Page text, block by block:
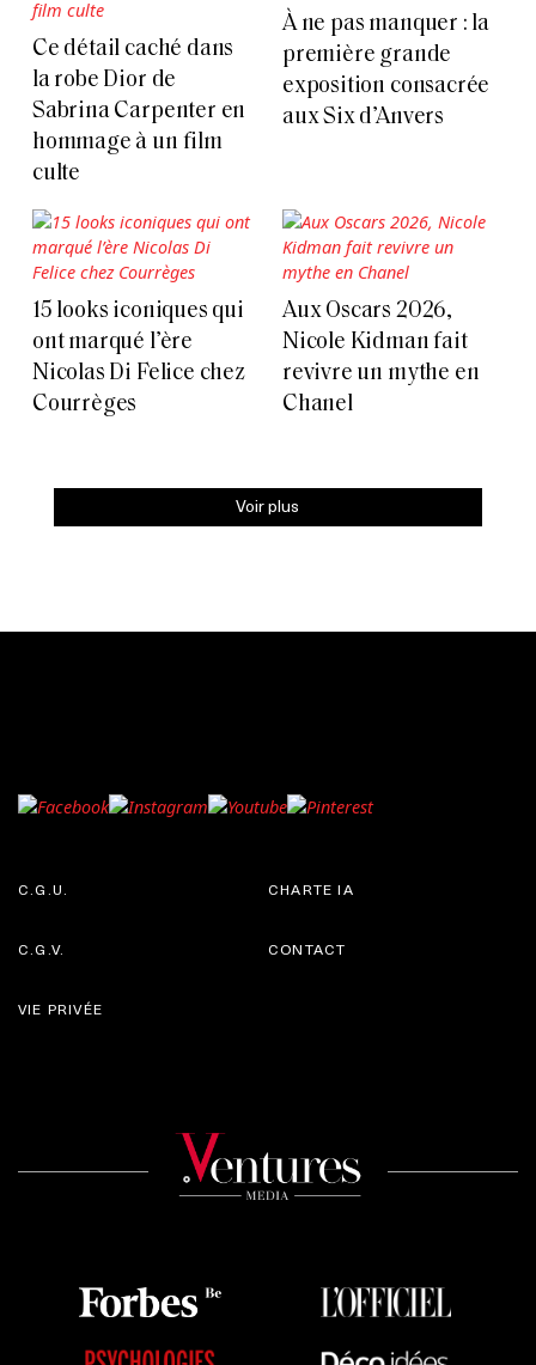
Ce détail caché dans
la robe Dior de
Sabrina Carpenter en
hommage à un film
culte
À ne pas manquer : la
première grande
exposition consacrée
aux Six d’Anvers
15 looks iconiques qui
ont marqué l’ère
Nicolas Di Felice chez
Courrèges
Aux Oscars 2026,
Nicole Kidman fait
revivre un mythe en
Chanel
Voir plus
C.G.U.
C.G.V.
CHARTE IA
CONTACT
VIE PRIVÉE